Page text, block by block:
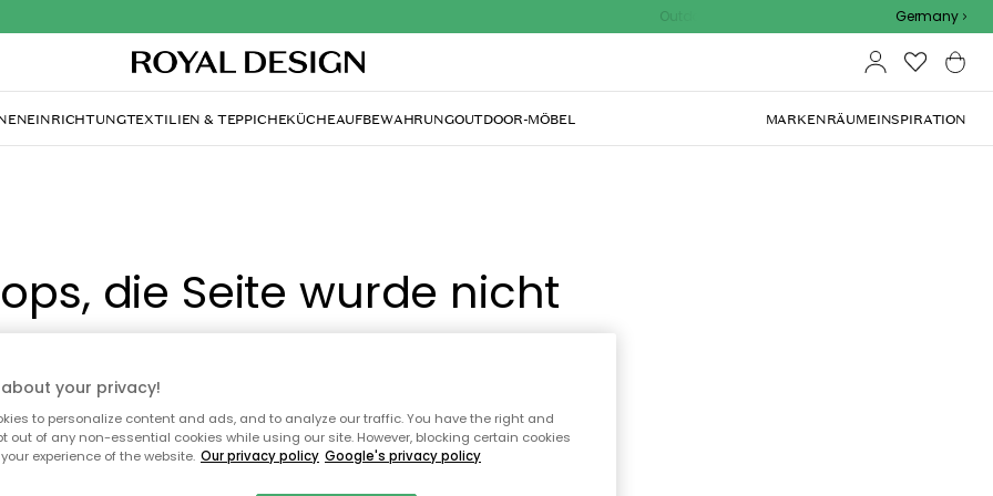
Outdoor Sale - 15% EXTRA rabatt mit codeGermany
TEXTILIEN & TEPPICHEKÜCHEAUFBEWAHRUNGOUTDOOR-MÖBEL MARKENRÄUMEINSPIRATION
die Seite wurde nicht
Du kannst auf unsererStartseiteweiter navigieren.
your privacy!
to personalize content and ads, and to analyze our traffic. You have the right and
out of any non-essential cookies while using our site. However, blocking certain cookies
experience of the website. Our privacy policy Google's privacy policy